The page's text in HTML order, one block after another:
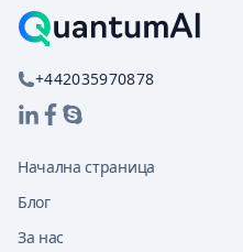
+442035970878
Начална страница
Блог
За нас